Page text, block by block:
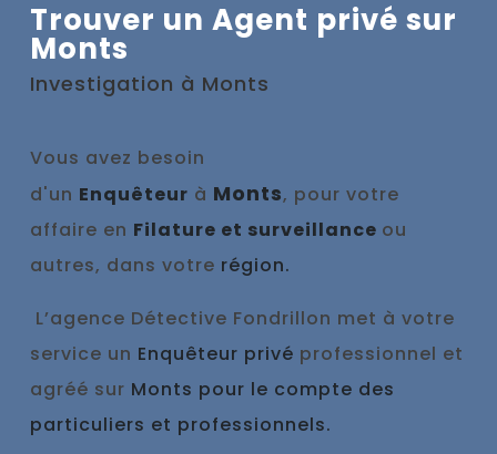
Trouver un Agent privé sur
Monts
Investigation à Monts
Vous avez besoin
d'un Enquêteur à Monts, pour votre
affaire en Filature et surveillance ou
autres, dans votre région.
L’agence Détective Fondrillon met à votre
service un Enquêteur privé professionnel et
agréé sur Monts pour le compte des
particuliers et professionnels.